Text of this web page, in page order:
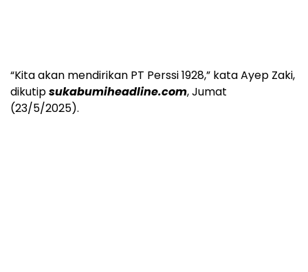
“Kita akan mendirikan PT Perssi 1928,” kata Ayep Zaki,
dikutipsukabumiheadline.com, Jumat
(23/5/2025).